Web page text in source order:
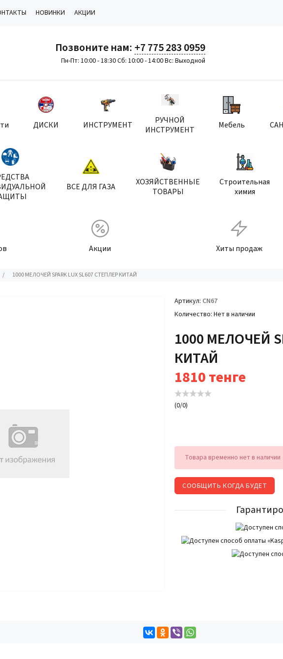
НОВИНКИ АКЦИИ
Позвоните нам: +7 775 283 0959
Пн-Пт: 10:00 - 18:30 Сб: 10:00 - 14:00 Вс: Выходной
ДИСКИ ИНСТРУМЕНТ
РУЧНОЙ
ИНСТРУМЕНТ
Мебель
ВСЕ ДЛЯ ГАЗА
ХОЗЯЙСТВЕННЫЕ
ТОВАРЫ
Строительная
химия
Акции Хиты продаж
/ 1000 МЕЛОЧЕЙ SPARK LUX SL607 СТЕПЛЕР КИТАЙ
Артикул CN67
Количество Нет в наличии
1000 МЕЛОЧЕЙ
КИТАЙ
1810тенге
(0/0)
Товара временно нет в наличии
СООБЩИТЬ КОГДА БУДЕТ